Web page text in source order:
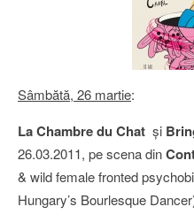
Sâmbătă, 26 martie:
La Chambre du Chat şi
26.03.2011, pe scena din
& wild female fronted
Hungary’s Bourlesque